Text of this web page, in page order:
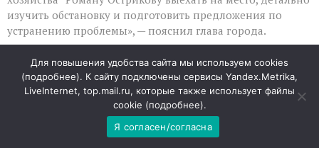
изучить обстановку и подготовить предложения по
устранению проблемы», — пояснил глава города.
К сведению, жители Гуково могут записаться на личный
приём по телефону: 8 (86361) 5‑48‑61.
Для повышения удобства сайта мы используем cookies
(подробнее). К сайту подключены сервисы Yandex.Metrika,
LiveInternet, top.mail.ru, которые также использует файлы
cookie (подробнее).
Я согласен/согласна